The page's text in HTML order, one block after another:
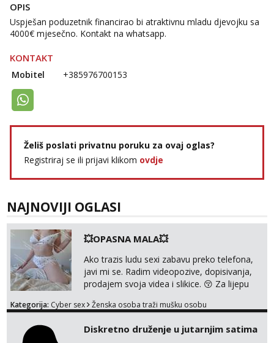
OPIS
Uspješan poduzetnik financirao bi atraktivnu mladu djevojku sa
4000€ mjesečno. Kontakt na whatsapp.
KONTAKT
Mobitel +385976700153
Želiš poslati privatnu poruku za ovaj oglas?
Registriraj se ili prijavi klikom ovdje
NAJNOVIJI OGLASI
💥OPASNA MALA💥
Ako trazis ludu sexi zabavu preko telefona,
javi mi se. Radim videopozive, dopisivanja,
prodajem svoja videa i slikice. 😚 Za lijepu
Viber ili Telegram. +385 91 723 0045
Kategorija: Cyber sex Ženska osoba traži mušku osobu
Diskretno druženje u jutarnjim satima